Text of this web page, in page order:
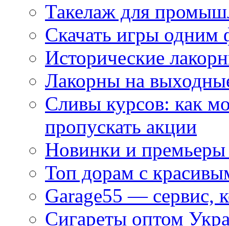
Такелаж для
Скачать игры одним
Исторические
Лакорны на
Сливы курсов: как
пропускать акции
Новинки и
Топ дорам с
Garage55 — сервис,
Сигареты оптом